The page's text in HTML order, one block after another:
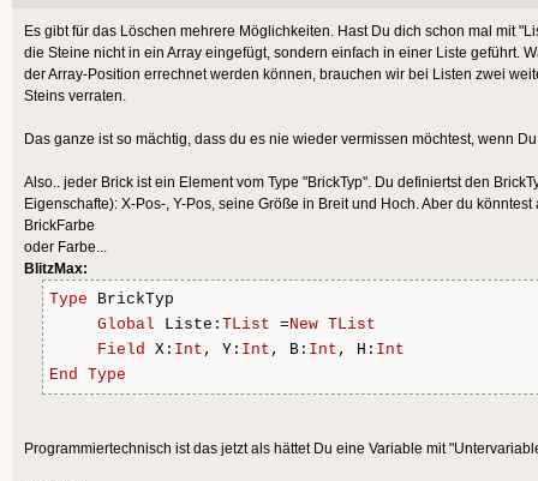
speedY = speedY * -1
hitBricks[a,b] = True
blockX.length + " elements")
DebugLog("removing
" + b)
EndIf
Next
Next
For Local a=0 To 6
For Local b=0 To 1
Es gibt für das Löschen mehrere Möglichkeiten. Hast Du dich schon mal mit
die Steine nicht in ein Array eingefügt, sondern einfach in einer Liste geführt.
der Array-Position errechnet werden können, brauchen wir bei Listen zwei
Steins verraten.
Das ganze ist so mächtig, dass du es nie wieder vermissen möchtest, wenn
Also.. jeder Brick ist ein Element vom Type "BrickTyp". Du definiertst den
Eigenschafte): X-Pos-, Y-Pos, seine Größe in Breit und Hoch. Aber du
BrickFarbe
oder Farbe...
BlitzMax:
Type BrickTyp
Global Liste: TList = New TList
Field
X: Int , Y: Int , B: Int , H: Int
End
Type
Programmiertechnisch ist das jetzt als hättet Du eine Variable mit